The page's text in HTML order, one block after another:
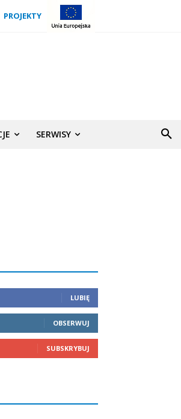
PROJEKTY
SERWISY
LUBIĘ
OBSERWUJ
SUBSKRYBUJ